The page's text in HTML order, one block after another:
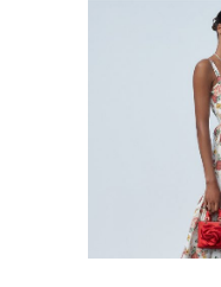
повече
този опит с